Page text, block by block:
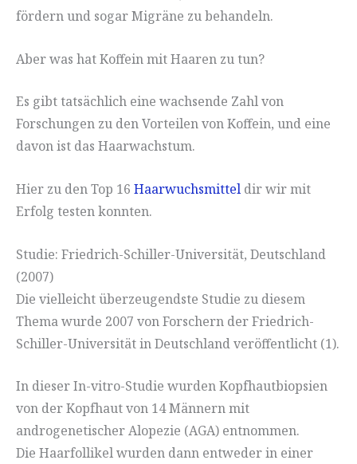
fördern und sogar Migräne zu behandeln.
Aber was hat Koffein mit Haaren zu tun?
Es gibt tatsächlich eine wachsende Zahl von
Forschungen zu den Vorteilen von Koffein, und eine
davon ist das Haarwachstum.
Hier zu den Top 16 Haarwuchsmittel dir wir mit
Erfolg testen konnten.
Studie: Friedrich-Schiller-Universität, Deutschland
(2007)
Die vielleicht überzeugendste Studie zu diesem
Thema wurde 2007 von Forschern der Friedrich-
Schiller-Universität in Deutschland veröffentlicht (1).
In dieser In-vitro-Studie wurden Kopfhautbiopsien
von der Kopfhaut von 14 Männern mit
androgenetischer Alopezie (AGA) entnommen.
Die Haarfollikel wurden dann entweder in einer